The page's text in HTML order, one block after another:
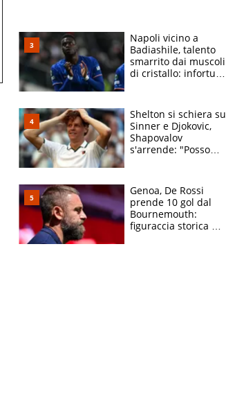
Napoli vicino a
Badiashile, talento
smarrito dai muscoli
di cristallo: infortuni
Shelton si schiera su
Sinner e Djokovic,
Shapovalov
s'arrende: "Posso
Genoa, De Rossi
prende 10 gol dal
Bournemouth:
figuraccia storica ed